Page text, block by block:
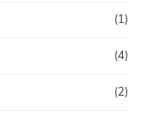
(1)
(4)
(2)